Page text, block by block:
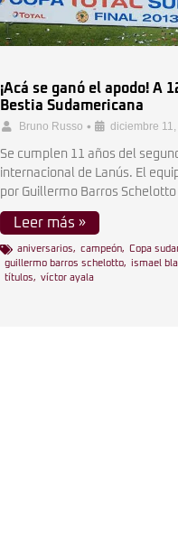
¡Acá se ganó el apodo! A
Bestia Sudamericana
Bruno Russo • diciembre
Se cumplen 11 años del
internacional de Lanús. El
por Guillermo Barros
Leer más »
aniversarios, campeón, Copa
guillermo barros schelotto, ismael
títulos, víctor ayala